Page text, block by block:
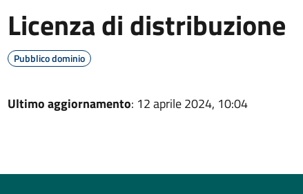
Licenza di distribuzione
Pubblico dominio
Ultimo aggiornamento: 12 aprile 2024, 10:04